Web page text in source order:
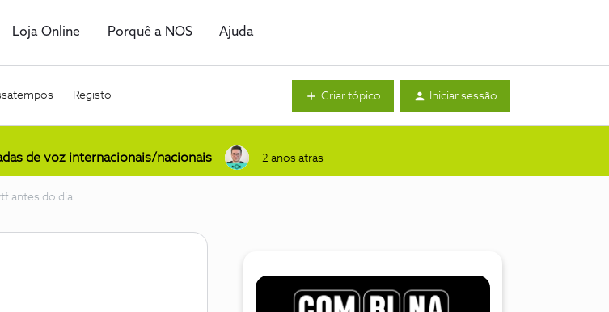
Loja Online Porquê a NOS Ajuda
Registo Criar tópico Iniciar sessão
de voz internacionais/nacionais 2 anos atrás
antes do dia